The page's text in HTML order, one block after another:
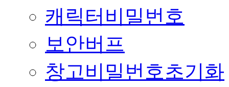
캐릭터비밀번호
보안버프
창고비밀번호초기화